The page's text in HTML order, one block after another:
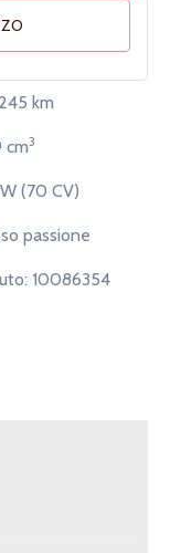
171 cm
km
cm3
(70 CV)
passione
10086354